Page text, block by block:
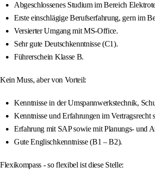
Abgeschlossenes Studium im Bereich
Erste einschlägige Berufserfahrung, gern im
Versierter Umgang mit MS-Office.
Sehr gute Deutschkenntnisse (C1).
Führerschein Klasse B.
Kein Muss, aber von Vorteil:
Kenntnisse in der Umspannwerkstechnik,
Kenntnisse und Erfahrungen im Vertragsrecht
Erfahrung mit SAP sowie mit Planungs- und
Gute Englischkenntnisse (B1 – B2).
Flexikompass - so flexibel ist diese Stelle: